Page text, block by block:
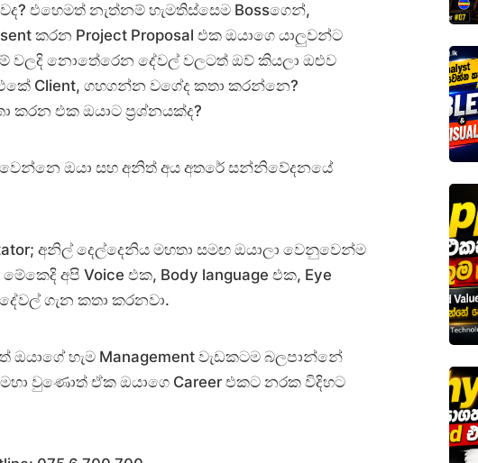
එහෙමත් නැත්නම් හැමතිස්සෙම Bossගෙන්,
කරන Project Proposal එක ඔයාගෙ යාලුවන්ට
වලදි නොතේරෙන දේවල් වලටත් ඔව් කියලා ඔළුව
Client, ගහගන්න වගේද කතා කරන්නෙ?
කරන එක ඔයාට ප්‍රශ්නයක්ද?
වෙන්නෙ ඔයා සහ අනිත් අය අතරේ සන්නිවේදනයේ
අනිල් දෙල්දෙනිය මහතා සමඟ ඔයාලා වෙනුවෙන්ම
අපි Voice එක, Body language එක, Eye
ගැන කතා කරනවා.
හැම Management වැඩකටම බලපාන්නේ
වුණොත් ඒක ඔයාගෙ Career එකට නරක විදිහට